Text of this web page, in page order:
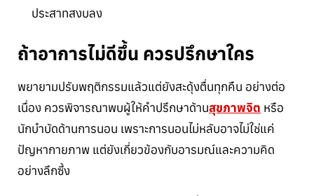
ประสาทสงบลง
ถ้าอาการไม่ดีขึ้น ควรปรึกษาใคร
พยายามปรับพฤติกรรมแล้วแต่ยังสะดุ้งตื่นทุกคืน อย่างต่อ
เนื่อง ควรพิจารณาพบผู้ให้คำปรึกษาด้านสุขภาพจิต หรือ
นักบำบัดด้านการนอน เพราะการนอนไม่หลับอาจไม่ใช่แค่
ปัญหากายภาพ แต่ยังเกี่ยวข้องกับอารมณ์และความคิด
อย่างลึกซึ้ง